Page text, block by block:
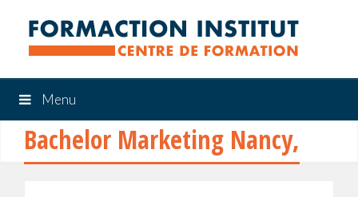
Menu
Bachelor Marketing Nancy,